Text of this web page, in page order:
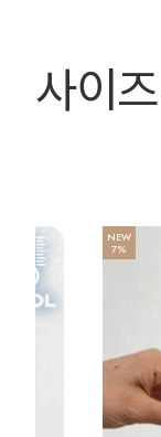
사이즈
NEW
7%